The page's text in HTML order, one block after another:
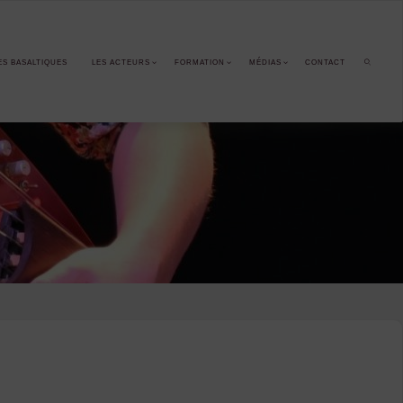
BASALTIQUES LES ACTEURS FORMATION MÉDIAS CONTACT